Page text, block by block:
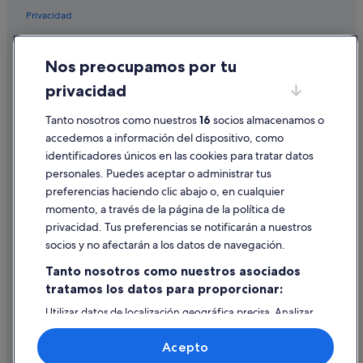
Hoteles con spa en Guardamar del Segura
Villas en Guardamar del Segura
Hoteles con bar en Guardamar del Segura
Hoteles con gimnasio en Guardamar del Segura
Hoteles cerca de Castillo de Guardamar
Hoteles de 3 estrellas en Guardamar del Segura
Hoteles con spa en El Moncayo
Hoteles para ir de compras en Guardamar del Segura
Casas rurales en Guardamar del Segura
Hoteles en la playa en Quesada
Privacidad
Condiciones de uso
Información legal/contacto
Pautas sobre el contenido y cómo denunciar contenido
Ayuda
Cancelar un vuelo
Cancelar una reserva de hotel o de un alquiler vacacional
Utilizar un cupón de Expedia
Documentos para viajes internacionales
Nos preocupamos por tu
privacidad
Tanto nosotros como nuestros16 socios almacenamos o
accedemos a información del dispositivo, como
identificadores únicos en las cookies para tratar datos
personales. Puedes aceptar o administrar tus
preferencias haciendo clic abajo o, en cualquier
momento, a través de la página de la política de
privacidad. Tus preferencias se notificarán a nuestros
socios y no afectarán a los datos de navegación.
Tanto nosotros como nuestros asociados
tratamos los datos para proporcionar:
Utilizar datos de localización geográfica precisa. Analizar
activamente las características del dispositivo para su
identificación. Almacenar la información en un dispositivo
y/o acceder a ella. Publicidad y contenido personalizados,
Acepto